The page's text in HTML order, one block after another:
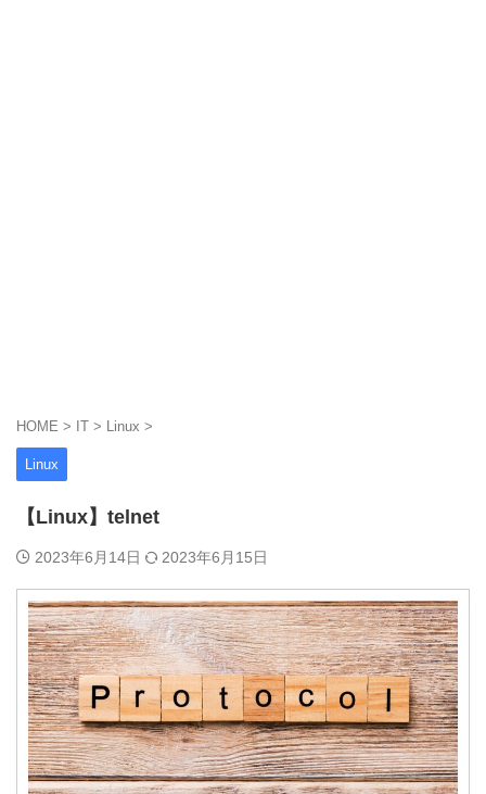
HOME > IT > Linux >
Linux
【Linux】telnet
2023年6月14日 2023年6月15日